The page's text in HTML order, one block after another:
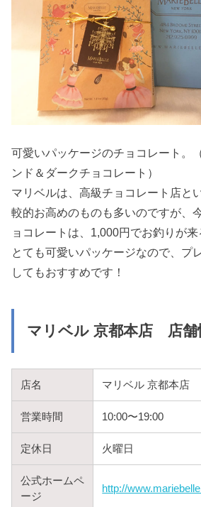
可愛いパッケージのチョコレート。
ンド＆ダークチョコレート）
マリベルは、高級チョコレート店と
較的お高めのものも多いのですが、
ョコレートは、1,000円でお釣りが来
とても可愛いパッケージなので、プ
してもおすすめです！
マリベル 京都本店 店舗
店名 マリベル 京都本店
営業時間 10:00〜19:00
定休日 火曜日
公式ホームペ
ージ
http://